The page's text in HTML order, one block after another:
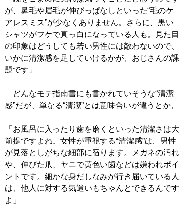
が、鼻毛や眉毛が伸びっぱなしといった“毛のケ
アレスミス”が少なくありません。さらに、黒い
シャツがフケで真っ白になっている人も。見た目
の印象はどうしても若い男性には敵わないので、
いかに清潔感を足していけるかが、おじさんの課
題です」
どんなモテ指南書にも書かれていそうな“清潔
感”だが、単なる“清潔”とは意味合いが違うとか。
「お風呂に入ったり歯を磨くといった清潔さは大
前提ですよね。女性が重視する“清潔感”は、男性
が見落としがちな細部に宿ります。メガネの汚れ
や、伸びた爪、ヤニで黄色い歯などは嫌われポイ
ントです。細かな身だしなみが行き届いている人
は、他人に対する気遣いもちゃんとできるんです
よ」